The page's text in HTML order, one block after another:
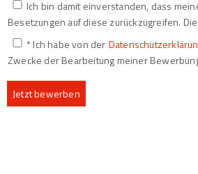
Ich bin damit einverstanden, dass
Besetzungen auf diese zurückzugreifen.
* Ich habe von der
Zwecke der Bearbeitung meiner
Jetzt bewerben